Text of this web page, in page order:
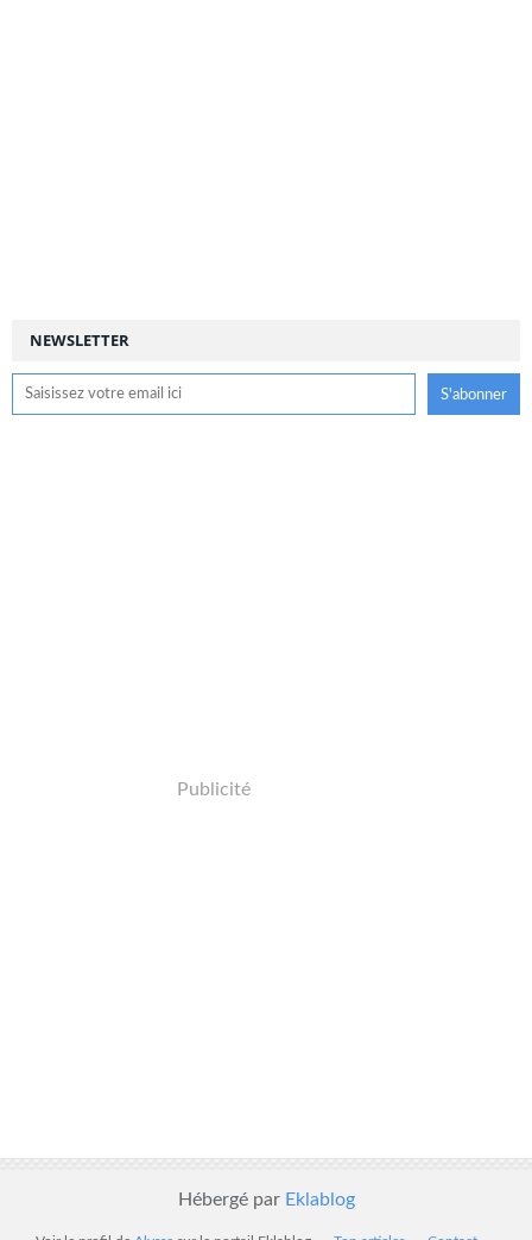
NEWSLETTER
Publicité
Hébergé par Eklablog